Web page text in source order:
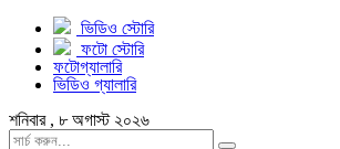
ভিডিও স্টোরি
ফটো স্টোরি
ফটোগ্যালারি
ভিডিও গ্যালারি
শনিবার , ৮ অগাস্ট ২০২৬